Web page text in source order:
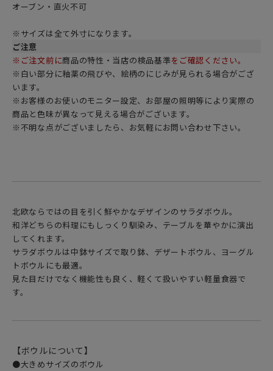
オーブン・直火不可
※サイズは全て外寸になります。
ご注意
※ご注文前に商品の特性・当店の検品基準をご確認ください。
※白い部分に釉薬の飛びや、絵柄のにじみが見られる場合がござ
います。
※お客様のお使いのモニター設定、お部屋の照明等により実際の
商品と色味が異なって見える場合がございます。
※不明な点がございましたら、お気軽にお問い合わせ下さい。
北欧ならではの目を引く鮮やかなデザインのサラダボウル。
和洋どちらの料理にもしっくり馴染み、テーブルを華やかに演出
してくれます。
サラダボウルは中鉢サイズで取り鉢、デザートボウル、ヨーグル
トボウルにも最適。
見た目だけでなく機能性も良く、軽くて扱いやすい軽量食器で
す。
【ボウルについて】
●大きめサイズのボウル